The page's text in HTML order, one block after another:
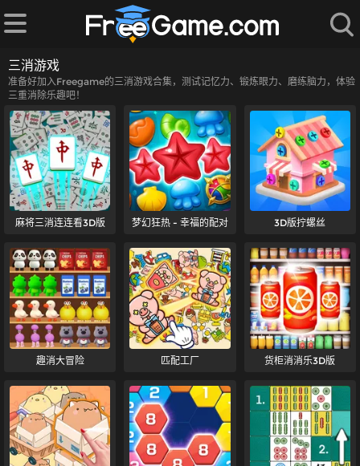
三消游戏
准备好加入Freegame的三消游戏合集，测试记忆力、锻炼眼力、磨练脑力，体验
三重消除乐趣吧！
麻将三消连连看3D版 梦幻狂热 - 幸福的配对 3D版拧螺丝
趣消大冒险 匹配工厂 货柜消消乐3D版